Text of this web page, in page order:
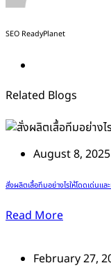
SEO ReadyPlanet
Related Blogs
August 8, 2025
สั่งผลิตเสื้อทีมอย่างไรให้โดดเด่นแล
Read More
February 27,